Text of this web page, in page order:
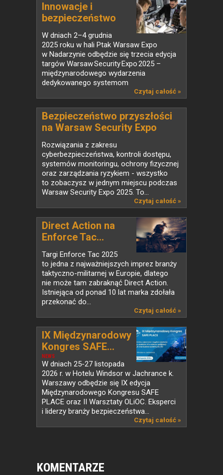
Innowacje i
bezpieczeństwo
w...
W dniach 2–4 grudnia
2025 roku w hali Ptak Warsaw Expo
w Nadarzynie odbędzie się trzecia edycja
targów Warsaw Security Expo 2025 –
międzynarodowego wydarzenia
dedykowanego systemom
Czytaj całość »
Bezpieczeństwo przyszłości
na Warsaw Security Expo
Rozwiązania z zakresu
cyberbezpieczeństwa, kontroli dostępu,
systemów monitoringu, ochrony fizycznej
oraz zarządzania ryzykiem - wszystko
to zobaczysz w jednym miejscu podczas
Warsaw Security Expo 2025. To...
Czytaj całość »
Direct Action na
Enforce Tac...
Targi Enforce Tac 2025
to jedna z najważniejszych imprez branży
taktyczno-militarnej w Europie, dlatego
nie może tam zabraknąć Direct Action.
Istniejąca od ponad 10 lat marka zdołała
przekonać do...
Czytaj całość »
NEWS
IX Międzynarodowy
Kongres SAFE...
W dniach 25-27 listopada
2026 r. w Hotelu Windsor w Jachrance k.
Warszawy odbędzie się IX edycja
Międzynarodowego Kongresu SAFE
PLACE oraz II Warsztaty OLiOC. Eksperci
i liderzy branży bezpieczeństwa...
Czytaj całość »
KOMENTARZE